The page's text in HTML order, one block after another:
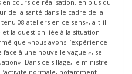
cours de réalisation, en plus du
de la santé dans le cadre de la
08 ateliers en ce sens», a-t-il
la question liée à la situation
que «nous avons l’expérience
à une nouvelle vague », se
Dans ce sillage, le ministre
normale, notamment